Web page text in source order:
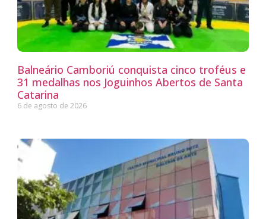
Balneário Camboriú conquista cinco troféus e
31 medalhas nos Joguinhos Abertos de Santa
Catarina
6 de agosto de 2026